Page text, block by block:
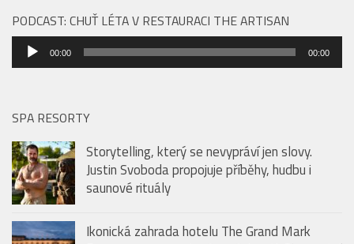
přehrávač
SPA RESORTY
Justin Svoboda propojuje příběhy, hudbu i
Ikonická zahrada hotelu The Grand Mark
Prague se znovu otevře veřejnosti. Slavnostní